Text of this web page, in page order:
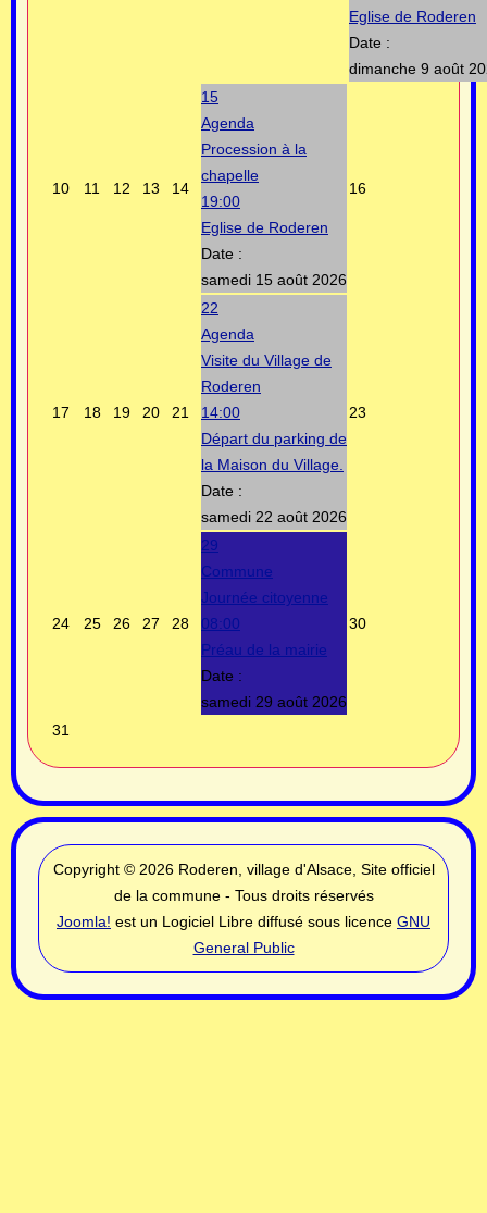
Eglise de Roderen
Date :
dimanche 9 août
10 11 12 13 14
15
Agenda
Procession à la
chapelle
19:00
Eglise de Roderen
Date :
samedi 15 août 2026
16
17 18 19 20 21
22
Agenda
Visite du Village de
Roderen
14:00
Départ du parking de
la Maison du Village.
Date :
samedi 22 août 2026
23
24 25 26 27 28
29
Commune
Journée citoyenne
08:00
Préau de la mairie
Date :
samedi 29 août 2026
30
31
Copyright © 2026 Roderen, village d'Alsace, Site officiel
de la commune - Tous droits réservés
Joomla! est un Logiciel Libre diffusé sous licence GNU
General Public